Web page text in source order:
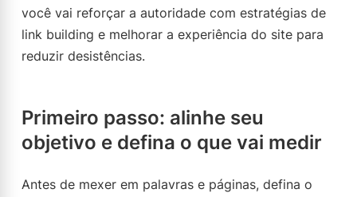
você vai reforçar a autoridade com estratégias de
link building e melhorar a experiência do site para
reduzir desistências.
Primeiro passo: alinhe seu
objetivo e defina o que vai medir
Antes de mexer em palavras e páginas, defina o